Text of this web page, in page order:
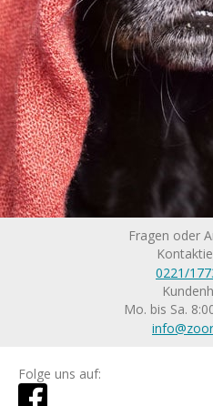
Fragen oder
0221/
Mo. bis Sa.
Folge uns auf: